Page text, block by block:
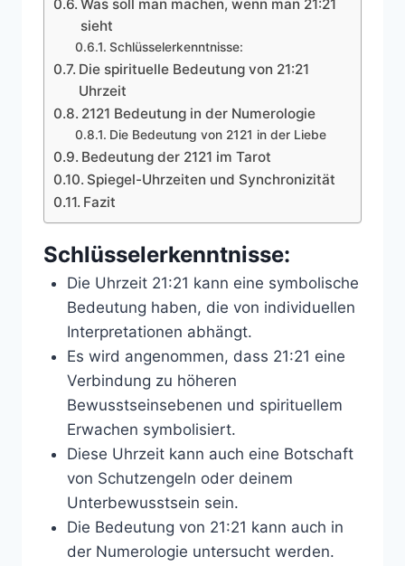
Was soll man machen, wenn man 21:21
sieht
Schlüsselerkenntnisse:
Die spirituelle Bedeutung von 21:21
Uhrzeit
2121 Bedeutung in der Numerologie
Die Bedeutung von 2121 in der Liebe
Bedeutung der 2121 im Tarot
Spiegel-Uhrzeiten und Synchronizität
Fazit
Schlüsselerkenntnisse:
Die Uhrzeit 21:21 kann eine symbolische
Bedeutung haben, die von individuellen
Interpretationen abhängt.
Es wird angenommen, dass 21:21 eine
Verbindung zu höheren
Bewusstseinsebenen und spirituellem
Erwachen symbolisiert.
Diese Uhrzeit kann auch eine Botschaft
von Schutzengeln oder deinem
Unterbewusstsein sein.
Die Bedeutung von 21:21 kann auch in
der Numerologie untersucht werden.